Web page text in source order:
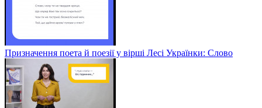
Призначення поета й поезії у вірші Лесі Українки: Слово